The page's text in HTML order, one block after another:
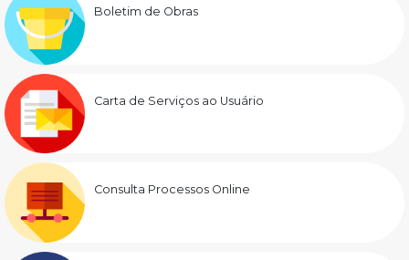
Boletim de Obras
Carta de Serviços ao Usuário
Consulta Processos Online